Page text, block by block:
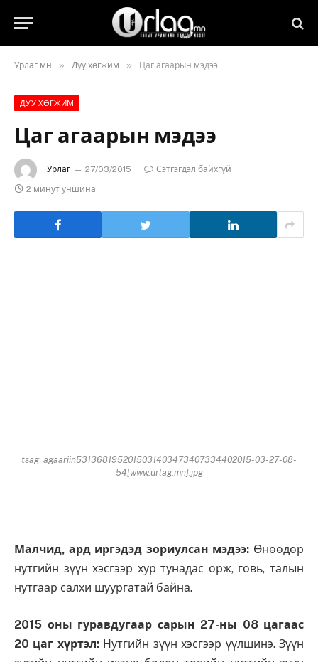
Урлаг.мн » Дуу хөгжим » Цаг агаарын мэдээ
ДУУ ХӨГЖИМ
Цаг агаарын мэдээ
Урлаг 27/03/2015
Сэтгэгдэл байхгүй
2 минут уншина
tsag_agaariin5313681952015031403473407334402015-03-27-08-
54[www.urlag.mn].jpg
Малчид, ард иргэдэд зориулсан мэдээ: Өнөөдөр
нутгийн зүүн хэсгээр хур тунадас орж, говь, талын
нутгаар салхи шуургатай байна.
2015 оны гуравдугаар сарын 27-ны 08 цагаас
20 цаг хүртэл:Нутгийн зүүн хэсгээр үүлшинэ. Зүүн